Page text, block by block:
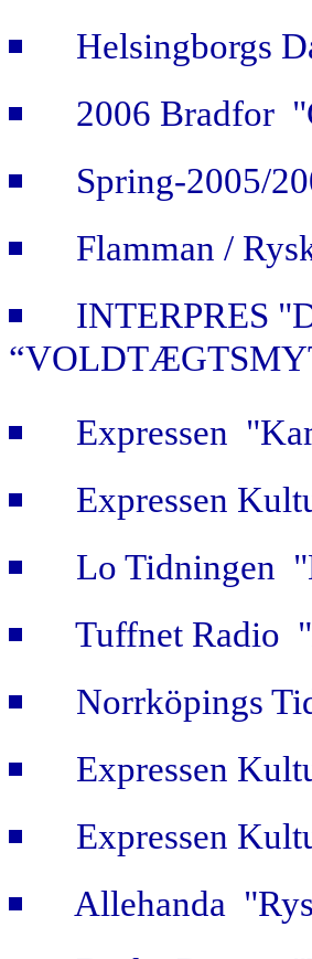
Helsingborgs
2006 Bradfor
Spring-2005/
Flamman /
INTERPRES
Expressen
Expressen
Lo Tidningen
Tuffnet Radio
Norrköpings
Expressen
Expressen
Allehanda